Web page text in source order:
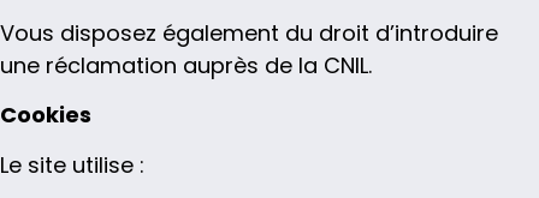
Vous disposez également du droit d’introduire
une réclamation auprès de la CNIL.
Cookies
Le site utilise :